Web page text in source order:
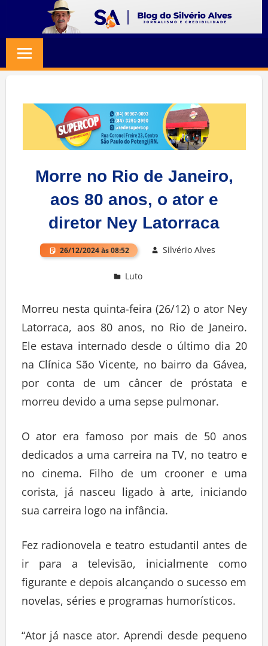
content
SILVERIO
ALVES
Jornalismo
Credibilidade
Morre no Rio de Janeiro,
aos 80 anos, o ator e
diretor Ney Latorraca
26/12/2024 às 08:52 Silvério Alves
Luto
Morreu nesta quinta-feira (26/12) o ator Ney
Latorraca, aos 80 anos, no Rio de Janeiro.
Ele estava internado desde o último dia 20
na Clínica São Vicente, no bairro da Gávea,
por conta de um câncer de próstata e
morreu devido a uma sepse pulmonar.
O ator era famoso por mais de 50 anos
dedicados a uma carreira na TV, no teatro e
no cinema. Filho de um crooner e uma
corista, já nasceu ligado à arte, iniciando
sua carreira logo na infância.
Fez radionovela e teatro estudantil antes de
ir para a televisão, inicialmente como
figurante e depois alcançando o sucesso em
novelas, séries e programas humorísticos.
“Ator já nasce ator. Aprendi desde pequeno